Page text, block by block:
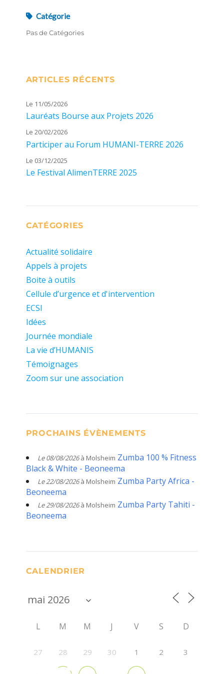
Catégorie
Pas de Catégories
ARTICLES RÉCENTS
Le 11/05/2026
Lauréats Bourse aux Projets 2026
Le 20/02/2026
Participer au Forum HUMANI-TERRE 2026
Le 03/12/2025
Le Festival AlimenTERRE 2025
CATÉGORIES
Actualité solidaire
Appels à projets
Boite à outils
Cellule d’urgence et d'intervention
ECSI
Idées
Journée mondiale
La vie d’HUMANIS
Témoignages
Zoom sur une association
PROCHAINS ÉVÈNEMENTS
Le 08/08/2026à Molsheim Zumba 100 % Fitness
Black & White - Beoneema
Le 22/08/2026à Molsheim Zumba Party Africa -
Beoneema
Le 29/08/2026à Molsheim Zumba Party Tahiti -
Beoneema
CALENDRIER
L M M J V S D
27 28 29 30 1 2 3